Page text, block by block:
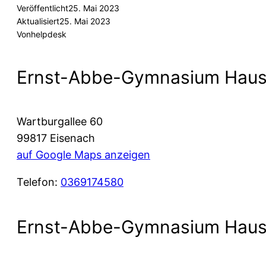
Veröffentlicht25. Mai 2023
Aktualisiert25. Mai 2023
Vonhelpdesk
Ernst-Abbe-Gymnasium
Wartburgallee 60
99817 Eisenach
auf Google Maps anzeigen
Telefon: 0369174580
Ernst-Abbe-Gymnasium